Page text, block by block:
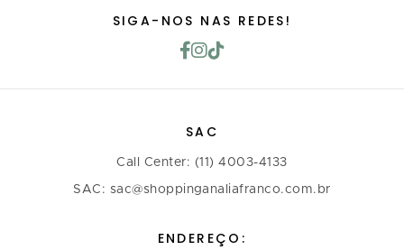
SIGA-NOS NAS REDES!
SAC
Call Center: (11) 4003-4133
SAC: sac@shoppinganaliafranco.com.br
ENDEREÇO: